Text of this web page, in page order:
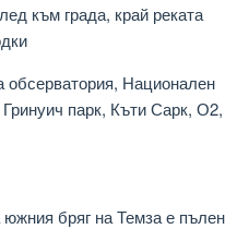
към града, край реката
обсерватория, Национален
парк, Къти Сарк, О2,
южния бряг на Темза е пълен